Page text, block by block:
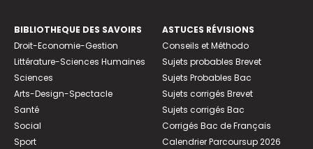
BIBLIOTHEQUE DES SAVOIRS
Droit-Economie-Gestion
Littérature-Sciences Humaines
Sciences
Arts-Design-Spectacle
Santé
Social
Sport
ASTUCES RÉVISIONS
Conseils et Méthodo
Sujets probables Brevet
Sujets Probables Bac
Sujets corrigés Brevet
Sujets corrigés Bac
Corrigés Bac de Français
Calendrier Parcoursup 2026